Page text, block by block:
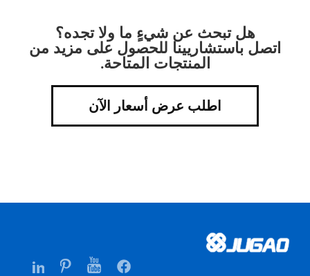
هل تبحث عن شيءٍ ما ولا تجده؟
اتصل باستشاريينا للحصول على مزيد من
المنتجات المتاحة.
اطلب عرض أسعار الآن